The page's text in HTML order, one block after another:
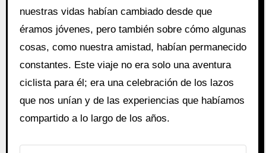
nuestras vidas habían cambiado desde que
éramos jóvenes, pero también sobre cómo algunas
cosas, como nuestra amistad, habían permanecido
constantes. Este viaje no era solo una aventura
ciclista para él; era una celebración de los lazos
que nos unían y de las experiencias que habíamos
compartido a lo largo de los años.